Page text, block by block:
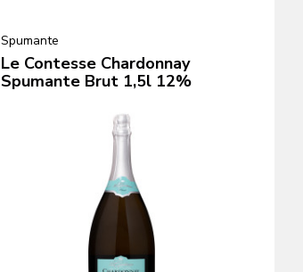
Spumante
Le Contesse Chardonnay
Spumante Brut 1,5l 12%